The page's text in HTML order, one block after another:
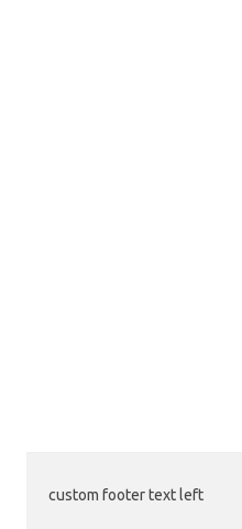
custom footer text left